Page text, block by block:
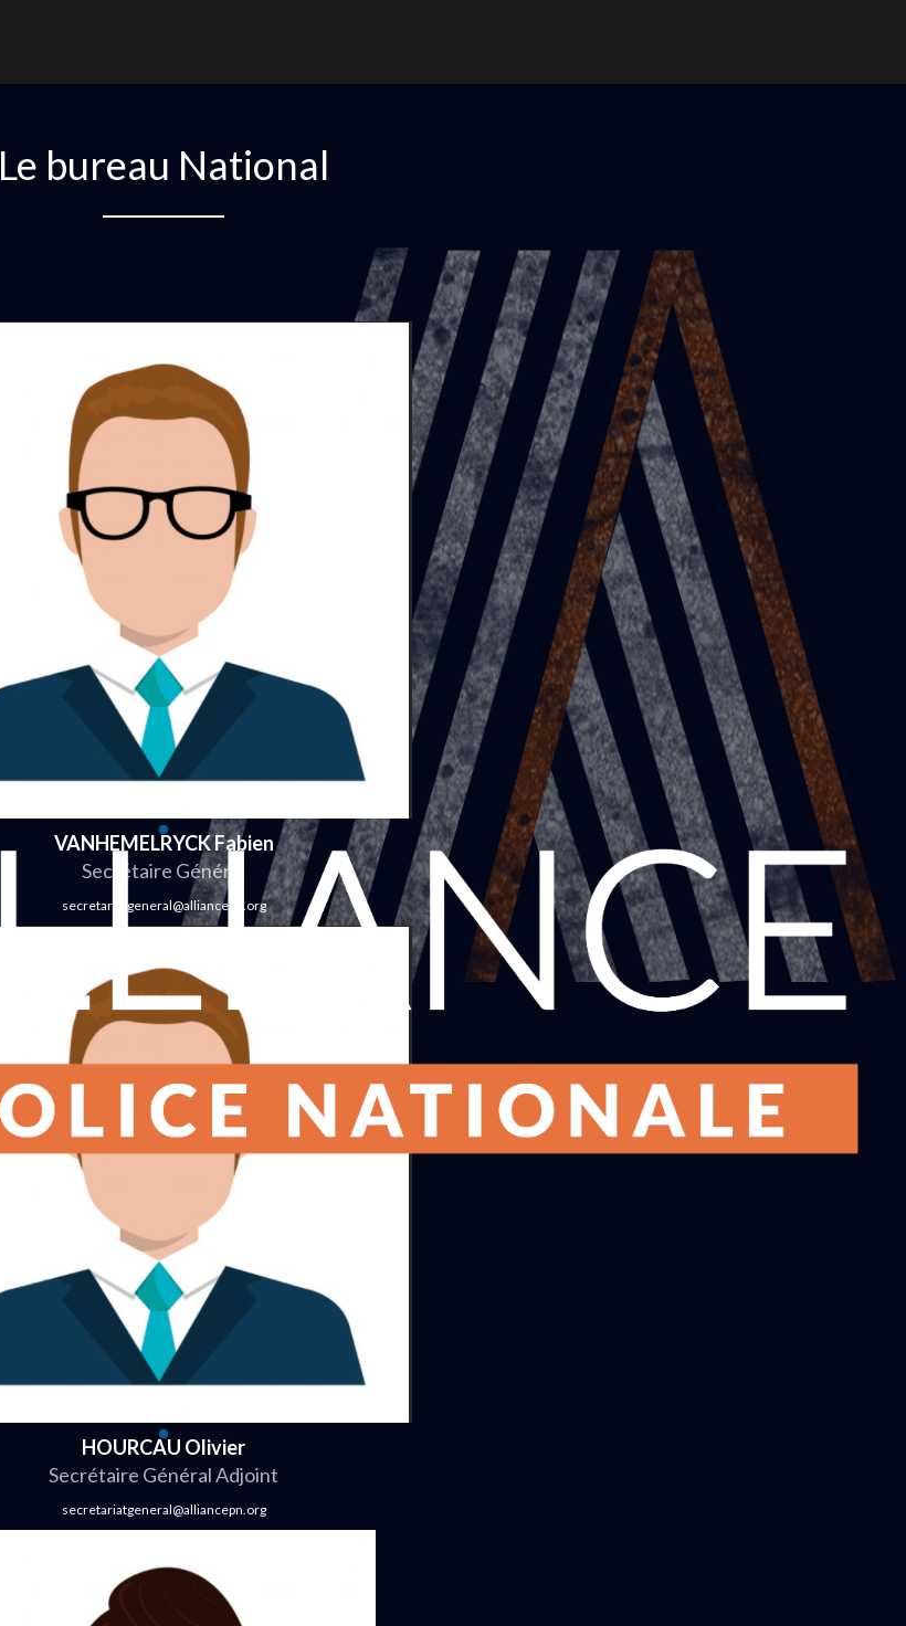
Le bureau National
VANHEMELRYCK Fabien
Secrétaire Général
secretariatgeneral@alliancepn.org
HOURCAU Olivier
Secrétaire Général Adjoint
secretariatgeneral@alliancepn.org